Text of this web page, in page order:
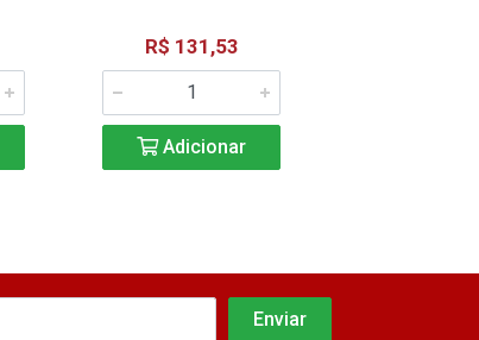
R$ 131,53
Adicionar